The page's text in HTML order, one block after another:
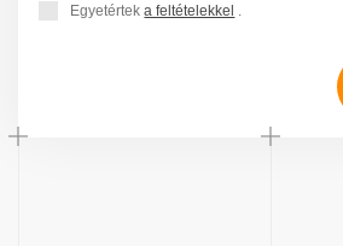
Egyetérteka feltételekkel